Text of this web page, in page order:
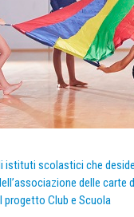
istituti scolastici che
delle carte
progetto Club e Scuola